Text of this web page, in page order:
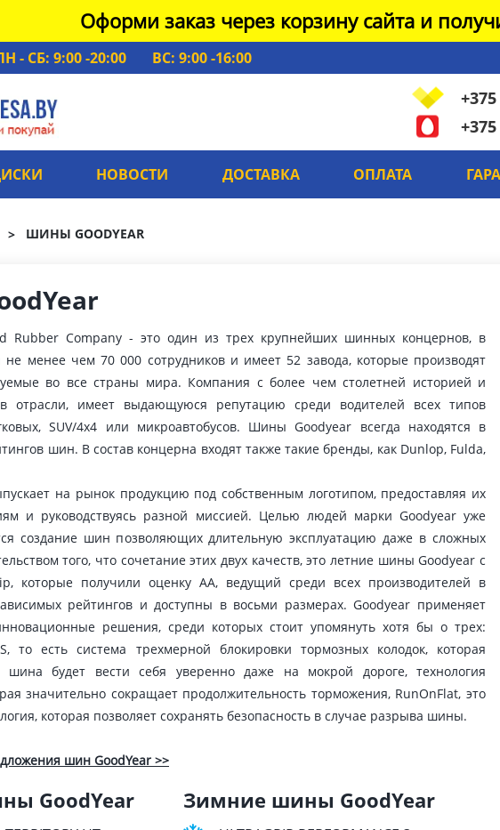
Оформи заказ через корзину сайта и
- СБ: 9:00 -20:00
ВС: 9:00 -16:00
НОВОСТИ ДОСТАВКА ОПЛАТА
ШИНЫ GOODYEAR
Rubber Company - это один из трех крупнейших шинных концернов, в
не менее чем 70 000 сотрудников и имеет 52 завода, которые производят
во все страны мира. Компания с более чем столетней историей и
отрасли, имеет выдающуюся репутацию среди водителей всех типов
SUV/4x4 или микроавтобусов. Шины Goodyear всегда находятся в
шин. В состав концерна входят также такие бренды, как Dunlop, Fulda,
на рынок продукцию под собственным логотипом, предоставляя их
и руководствуясь разной миссией. Целью людей марки Goodyear уже
создание шин позволяющих длительную эксплуатацию даже в сложных
того, что сочетание этих двух качеств, это летние шины Goodyear с
которые получили оценку АА, ведущий среди всех производителей в
рейтингов и доступны в восьми размерах. Goodyear применяет
решения, среди которых стоит упомянуть хотя бы о трех:
то есть система трехмерной блокировки тормозных колодок, которая
шина будет вести себя уверенно даже на мокрой дороге, технология
значительно сокращает продолжительность торможения, RunOnFlat, это
которая позволяет сохранять безопасность в случае разрыва шины.
шин GoodYear >>
GoodYear Зимние шины GoodYear